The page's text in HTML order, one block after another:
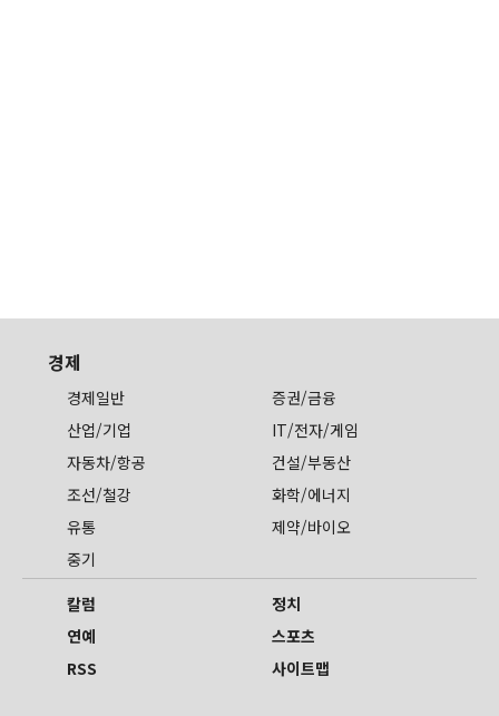
경제
경제일반
증권/금융
산업/기업
IT/전자/게임
자동차/항공
건설/부동산
조선/철강
화학/에너지
유통
제약/바이오
중기
칼럼
정치
연예
스포츠
RSS
사이트맵